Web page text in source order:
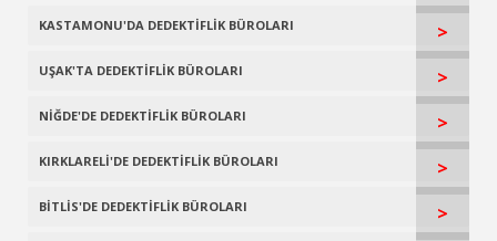
KASTAMONU'DA DEDEKTİFLİK BÜROLARI >
UŞAK'TA DEDEKTİFLİK BÜROLARI >
NİĞDE'DE DEDEKTİFLİK BÜROLARI >
KIRKLARELİ'DE DEDEKTİFLİK BÜROLARI >
BİTLİS'DE DEDEKTİFLİK BÜROLARI >